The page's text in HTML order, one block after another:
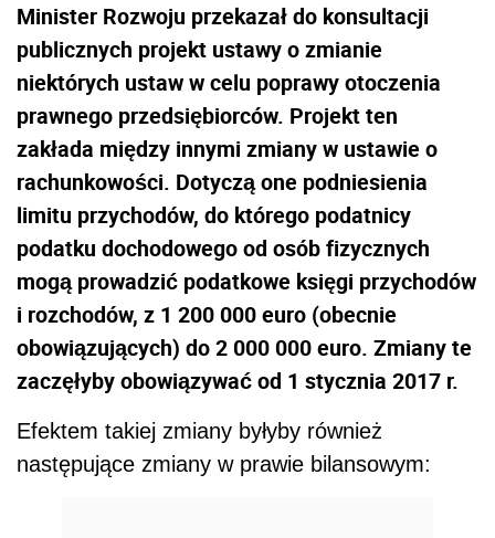
Minister Rozwoju przekazał do konsultacji
publicznych projekt ustawy o zmianie
niektórych ustaw w celu poprawy otoczenia
prawnego przedsiębiorców. Projekt ten
zakłada między innymi zmiany w ustawie o
rachunkowości. Dotyczą one podniesienia
limitu przychodów, do którego podatnicy
podatku dochodowego od osób fizycznych
mogą prowadzić podatkowe księgi przychodów
i rozchodów, z 1 200 000 euro (obecnie
obowiązujących) do 2 000 000 euro. Zmiany te
zaczęłyby obowiązywać od 1 stycznia 2017 r.
Efektem takiej zmiany byłyby również
następujące zmiany w prawie bilansowym: